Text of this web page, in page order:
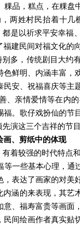
品，糕点，在粿盘
两姓村民抬着十
是以祈求平安幸
建民间对福文化的
多，传统剧目大约
鲜明、内涵丰富，
安、祝福喜庆等
、亲情爱情等在内
。歌仔戏扮仙的节
演这三个吉祥的节
画、剪纸中的体现
着较强的时代特点
一些基本心理，通
表达了画家的对美
内涵的来表现，其艺
、福寿富贵等画面
间绘画作者真实